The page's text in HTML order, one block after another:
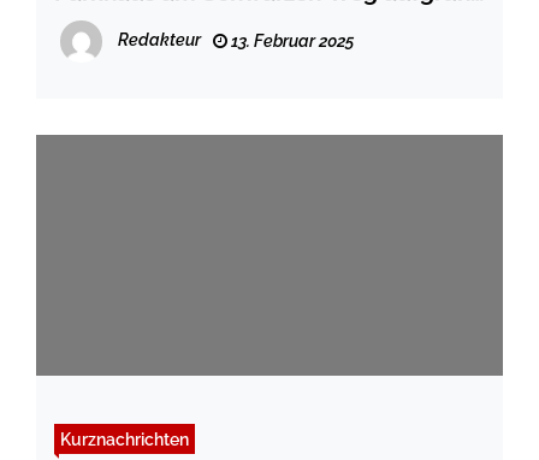
der Witterung
Redakteur 13. Februar 2025
Kurznachrichten